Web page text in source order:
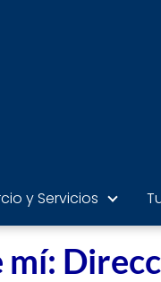
y Servicios
mí: